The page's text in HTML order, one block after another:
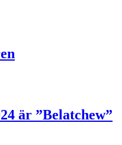
är ”Belatchew”